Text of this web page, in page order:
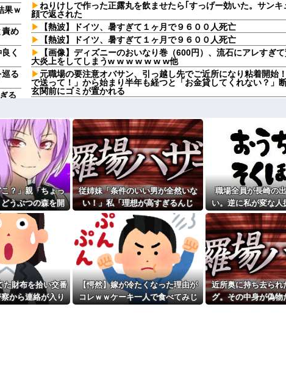
果ｗ
責め
く
る
る
前
瞬
は
？？
詰ま
し
ｗ
あっ
」結
ｗ
ねりけしで作った正露丸を飲ませたら｢すっげー効いた。サンキ
顔で返された
【熱波】ドイツ、暑すぎて１ヶ月で９６００人死亡
【熱波】ドイツ、暑すぎて１ヶ月で９６００人死亡
【画像】ディズニーのおいなり巻（600円）、流石にアレすぎ
大炎上をしてしまうw w w w w w w他
元職場の要注意オバサン、引っ越し先でご近所になり粘着開始
で送って！」から始まり半年も経つと「お金貸してくれない？」断
玄関前にゴミが置かれる
玄関前にゴミが置かれる
お盆になると旦那の祖父母宅に５泊くらいさせられる。旦那は「
いいよ」って言うんだけどトメに誘われると断れなくなってしま
嫁「最近さ、家事に気持ちがこもってないよね」俺「ちゃんとや
ろ」→分担していたはずの家事を巡って夫婦で揉めることに…
【驚愕】サークルで付き合った男が既婚者だった！しかも妻か
来たんだがｗｗｗｗ
引越して一週間経った頃、隣の奥さんから「掃除機の音がうる
があった。静かに暮らしていたはずなのに、原因を探るとまさか
転校生と仲良くなってその子の家に遊びに行ったら私が小さい
真があった
【衝撃】50代女性、京大病院で脳腫瘍手術→“腫瘍の無い部位
「腫瘍ではない」と出るも続行、脳幹損傷で“植物状態”に
パートの面接で号泣しながら「ここもダメだったらもう食べて
す」って熱弁してた人がいた
主な税金の成り立ちを調べてみたよ
？」親「ちょっ
うぶつの森を開
変なことになっ
て…
従姉妹「条件のいい男が全然いな
い！」私「理想が高すぎるんじ
ゃ…？」→婚活の愚痴を聞き続け
た結果…
職場全員が長崎の
い。逆に私が変な人
一般常識だと思
た財布を拾い交番
から連絡が入り
【愕然】嫁が冷たくなった理由が
コレｗｗケーキ一人で食べてみじ
近所奥に持ち去られ
グ。その中身が偽物